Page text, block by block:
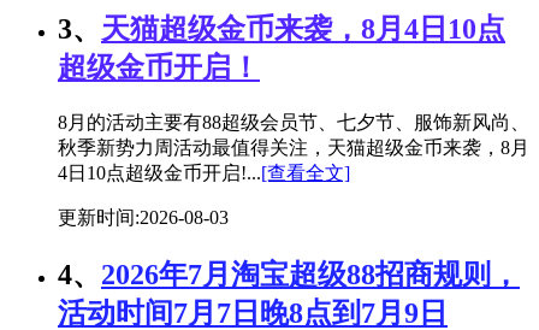
3、 天猫超级金币来袭，8月4日10点
超级金币开启！
8月的活动主要有88超级会员节、七夕节、服饰新风尚、
秋季新势力周活动最值得关注，天猫超级金币来袭，8月
4日10点超级金币开启!...[查看全文]
更新时间:2026-08-03
4、 2026年7月淘宝超级88招商规则，
活动时间7月7日晚8点到7月9日